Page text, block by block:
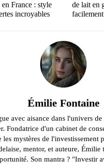
France : style
incroyables
de lait en
Émilie Fontaine
avec aisance dans l'univers
Fondatrice d'un cabinet de
les mystères de l'investissement
mentor, et auteure, Émilie
Son mantra ? "Investir